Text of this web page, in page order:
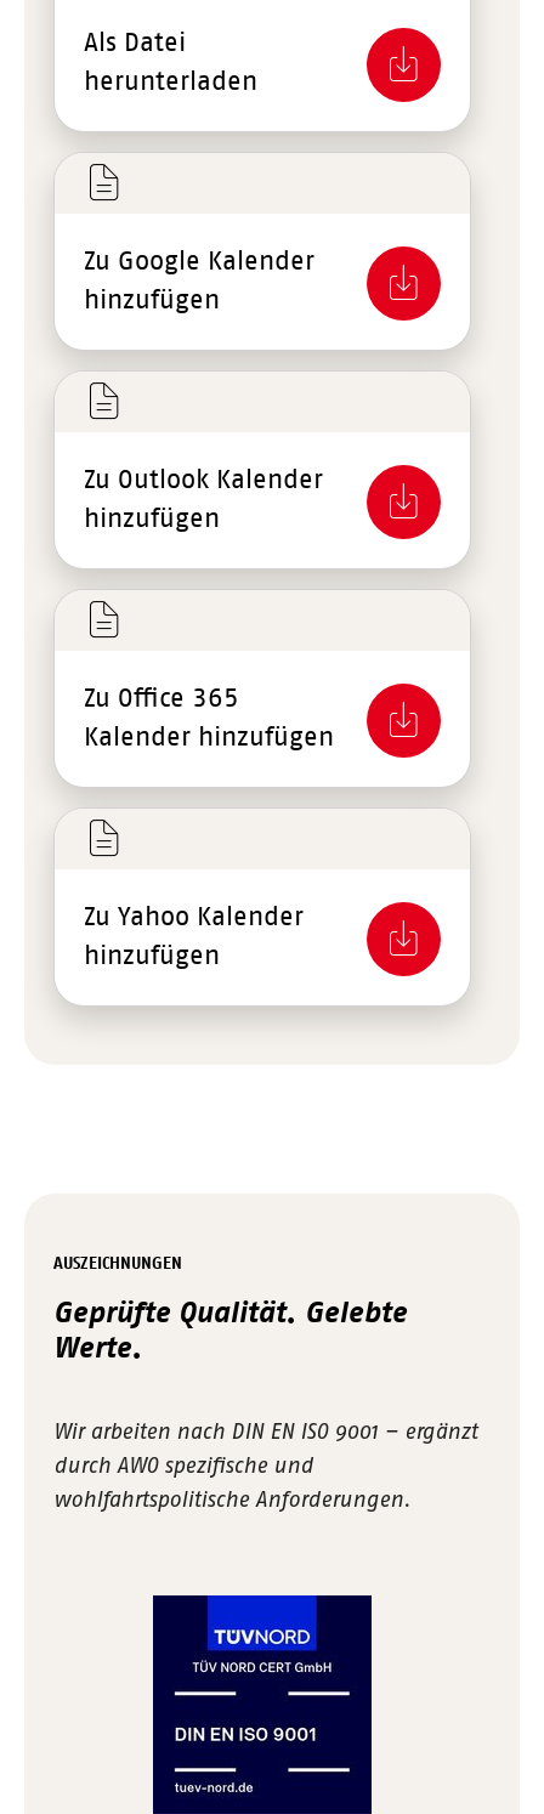
Als Datei
herunterladen
Zu Google Kalender
hinzufügen
Zu Outlook Kalender
hinzufügen
Zu Office 365
Kalender hinzufügen
Zu Yahoo Kalender
hinzufügen
AUSZEICHNUNGEN
Geprüfte Qualität. Gelebte
Werte.
Wir arbeiten nach DIN EN ISO 9001 – ergänzt
durch AWO spezifische und
wohlfahrtspolitische Anforderungen.